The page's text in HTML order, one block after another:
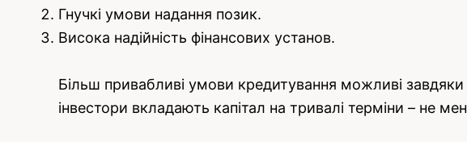
Гнучкі умови надання позик.
Висока надійність фінансових установ.
Більш привабливі умови кредитування можливі
інвестори вкладають капітал на тривалі терміни – не